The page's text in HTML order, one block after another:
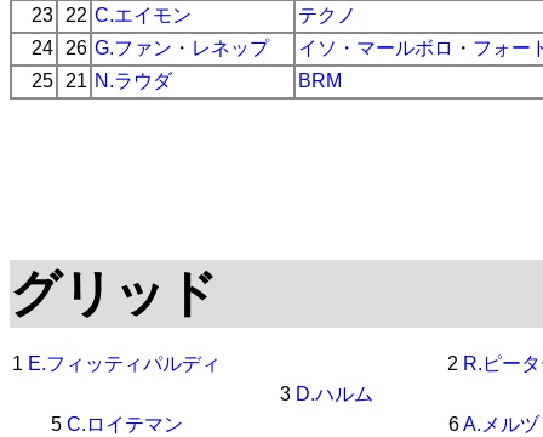
23
22 C.エイモン
テクノ
24
26 G.ファン・レネップ イソ・マールボロ ・ フォー
25
21 N.ラウダ BRM
グリッド
1 E.フィッティパルディ 2 R.ピー
3 D.ハルム
5 C.ロイテマン 6A.メル